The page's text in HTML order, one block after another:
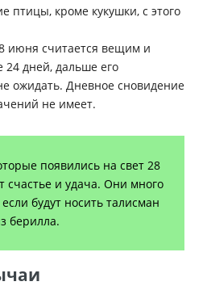
птицы, кроме кукушки, с этого
июня считается вещим и
24 дней, дальше его
ожидать. Дневное сновидение
не имеет.
появились на свет 28
счастье и удача. Они много
будут носить талисман
берилла.